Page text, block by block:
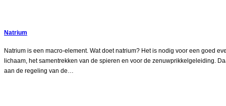
Natrium
Natrium is een macro-element. Wat doet natrium? Het is nodig voor een goed
lichaam, het samentrekken van de spieren en voor de zenuwprikkelgeleiding.
aan de regeling van de…